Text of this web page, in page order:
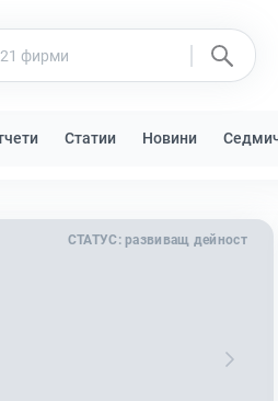
Статии Новини
СТАТУС: развиващ дейност